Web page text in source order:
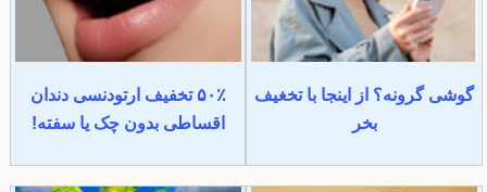
گوشی گرونه؟ از اینجا با تخغیف
بخر
۵۰٪ تخفیف ارتودنسی دندان
اقساطی بدون چک یا سفته!